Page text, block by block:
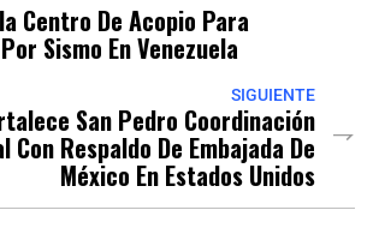
Centro De Acopio Para
Sismo En Venezuela
SIGUIENTE
San Pedro Coordinación
Respaldo De Embajada De
México En Estados Unidos